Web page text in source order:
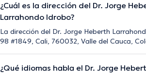
¿Cuál es la dirección del Dr. Jorge
Larrahondo Idrobo?
La dirección del Dr. Jorge Heberth
98 #1849, Cali, 760032, Valle del Cauca,
¿Qué idiomas habla el Dr. Jorge